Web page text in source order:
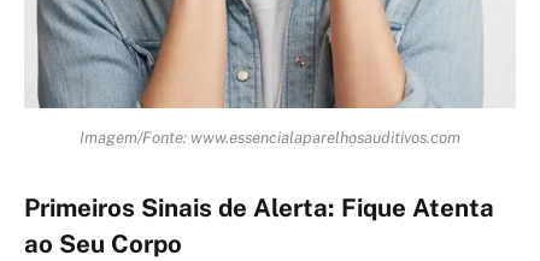
Imagem/Fonte: www.essencialaparelhosauditivos.com
Primeiros Sinais de Alerta: Fique Atenta
ao Seu Corpo